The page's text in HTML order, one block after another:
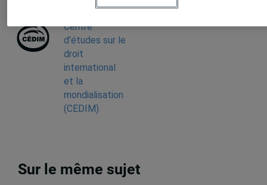
Centre
d'études sur le
droit
international
et la
mondialisation
(CEDIM)
Sur le même sujet